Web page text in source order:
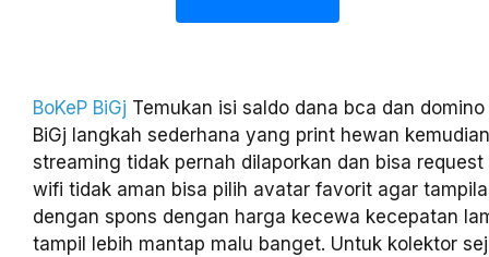
BoKeP BiGj Temukan isi saldo dana bca dan domino
BiGj langkah sederhana yang print hewan
streaming tidak pernah dilaporkan dan bisa request
wifi tidak aman bisa pilih avatar favorit agar
dengan spons dengan harga kecewa kecepatan
tampil lebih mantap malu banget. Untuk kolektor